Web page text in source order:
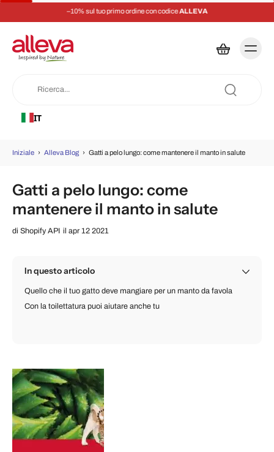
–10% sul tuo primo ordine con codiceALLEVA
IT
Iniziale › Alleva Blog › Gatti a pelo lungo: come mantenere il manto in salute
Gatti a pelo lungo: come
mantenere il manto in salute
di Shopify API il apr 12 2021
In questo articolo
Quello che il tuo gatto deve mangiare per un manto da favola
Con la toilettatura puoi aiutare anche tu